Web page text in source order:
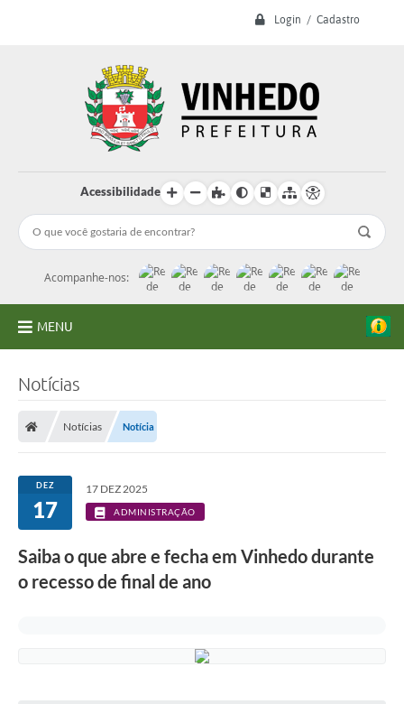
Login / Cadastro
Acessibilidade
Acompanhe-nos:
MENU
Licitações
Transparência
Concursos e Processos Seletivos
Notícias
Notícias Notícia
DEZ
17
17 DEZ 2025
ADMINISTRAÇÃO
Saiba o que abre e fecha em Vinhedo durante
o recesso de final de ano